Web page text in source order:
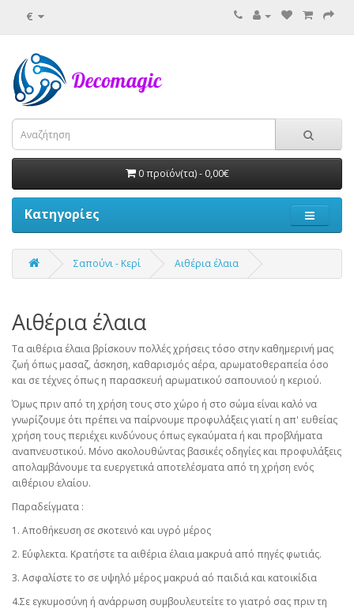
€
0 προϊόν(τα) - 0,00€
Κατηγορίες
Σαπούνι - Κερί Αιθέρια έλαια
Αιθέρια έλαια
Τα αιθέρια έλαια βρίσκουν πολλές χρήσεις τόσο στην καθημερινή μας
ζωή όπως μασαζ, άσκηση, καθαρισμός αέρα, αρωματοθεραπεία όσο
και σε τέχνες όπως η παρασκευή αρωματικού σαπουνιού η κεριού.
Όμως πριν από τη χρήση τους στο χώρο ή στο σώμα είναι καλό να
γνωρίζουμε ότι πρέπει να παίρνουμε προφυλάξεις γιατί η απ' ευθείας
χρήση τους περιέχει κινδύνους όπως εγκαύματα ή και προβλήματα
αναπνευστικού. Μόνο ακολουθώντας βασικές οδηγίες και προφυλάξεις
απολαμβάνουμε τα ευεργετικά αποτελέσματα από τη χρήση ενός
αιθέριου ελαίου.
Παραδείγματα :
1. Αποθήκευση σε σκοτεινό και υγρό μέρος
2. Εύφλεκτα. Κρατήστε τα αιθέρια έλαια μακρυά από πηγές φωτιάς.
3. Ασφαλίστε το σε υψηλό μέρος μακρυά αό παιδιά και κατοικίδια
4.Σε εγκυμοσύνη ή ανάρρωση συμβουλευτείτε το γιατρό σας πριν τη